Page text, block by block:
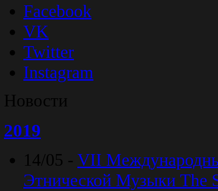
Facebook
VK
Twitter
Instagram
Новости
2019
14/05 - VII
Этнической Музыки The